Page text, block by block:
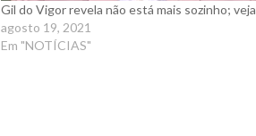
Gil do Vigor revela não está mais sozinho; veja
agosto 19, 2021
Em "NOTÍCIAS"